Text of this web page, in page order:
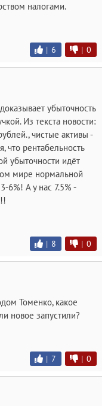
налогами.
| 6 | 0
убыточность
Из текста новости:
чистые активы -
что рентабельность
убыточности идёт
мире нормальной
6%! А у нас 7.5% -
| 8 | 0
Томенко, какое
новое запустили?
| 7 | 0